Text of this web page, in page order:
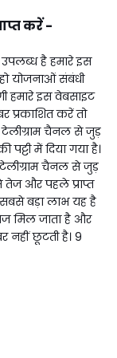
करें -
है हमारे इस
योजनाओं संबंधी
हमारे इस वेबसाइट
प्रकाशित करें तो
चैनल से जुड़
में दिया गया है।
चैनल से जुड़
और पहले प्राप्त
बड़ा लाभ यह है
मिल जाता है और
छूटती है। 9